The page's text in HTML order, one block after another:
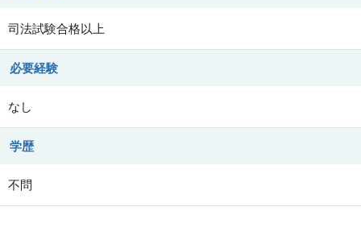
司法試験合格以上
必要経験
なし
学歴
不問